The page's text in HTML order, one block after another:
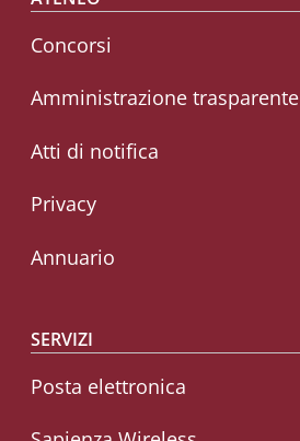
Concorsi
Amministrazione trasparente
Atti di notifica
Privacy
Annuario
SERVIZI
Posta elettronica